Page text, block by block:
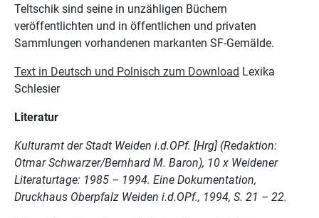
Teltschik sind seine in unzähligen Büchern
veröffentlichten und in öffentlichen und privaten
Sammlungen vorhandenen markanten SF-Gemälde.
Text in Deutsch und Polnisch zum Download Lexika
Schlesier
Literatur
Kulturamt der Stadt Weiden i.d.OPf. [Hrg] (Redaktion:
Otmar Schwarzer/Bernhard M. Baron), 10 x Weidener
Literaturtage: 1985 – 1994. Eine Dokumentation,
Druckhaus Oberpfalz Weiden i.d.OPf., 1994, S. 21 – 22.